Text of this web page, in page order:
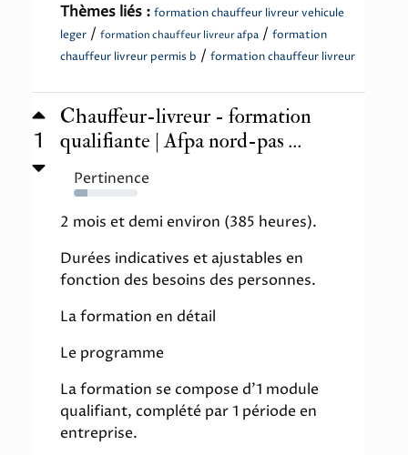
Thèmes liés : formation chauffeur livreur vehicule
leger / formation chauffeur livreur afpa / formation
chauffeur livreur permis b / formation chauffeur livreur
1
Chauffeur-livreur - formation
qualifiante | Afpa nord-pas ...
Pertinence
21%
2 mois et demi environ (385 heures).
Durées indicatives et ajustables en
fonction des besoins des personnes.
La formation en détail
Le programme
La formation se compose d'1 module
qualifiant, complété par 1 période en
entreprise.